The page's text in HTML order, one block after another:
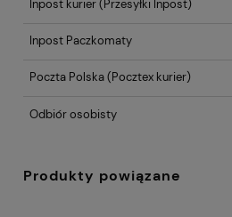
Inpost kurier(Przesyłki Inpost)
Inpost Paczkomaty
Poczta Polska(Pocztex kurier)
Odbiór osobisty
Produkty powiązane